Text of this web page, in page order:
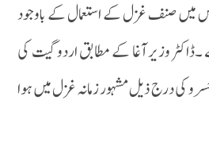
میں صنف غزل کے استعمال کے باوجود
۔ڈاکٹر وزیر آغا کے مطابق اردو گیت کی
امیرؔ خسرو کی درج ذیل مشہور زمانہ غزل میں ہوا